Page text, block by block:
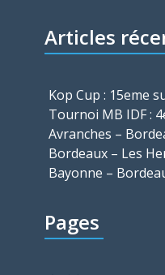
Articles
Kop Cup : 15eme
Tournoi MB IDF :
Avranches –
Bordeaux – Les
Bayonne –
Pages